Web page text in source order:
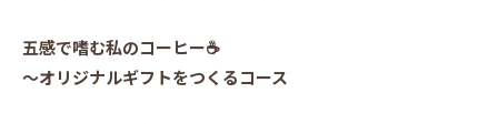
五感で嗜む私のコーヒー☕️
〜オリジナルギフトをつくるコース